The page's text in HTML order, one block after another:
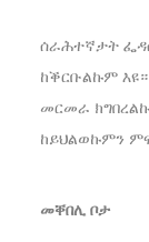
ሰራሕተኛታት
ከቕርቡልኩም
መርመራ
ከይህልወኩምን
መቐበሊ ቦታ